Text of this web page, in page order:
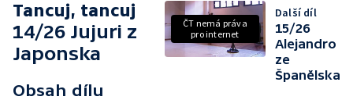
Tancuj, tancuj
14/26 Jujuri z
Japonska
Obsah dílu
ČT nemá práva
pro internet
Další díl
15/26
Alejandro
ze
Španělska